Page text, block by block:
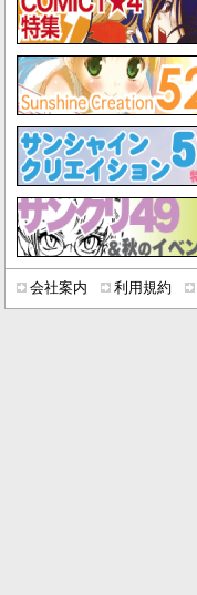
会社案内 利用規約